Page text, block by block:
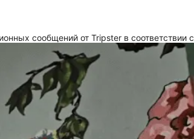
сообщений от Tripster в соответствии c